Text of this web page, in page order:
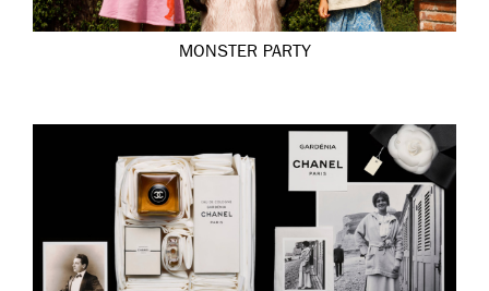
MONSTER PARTY